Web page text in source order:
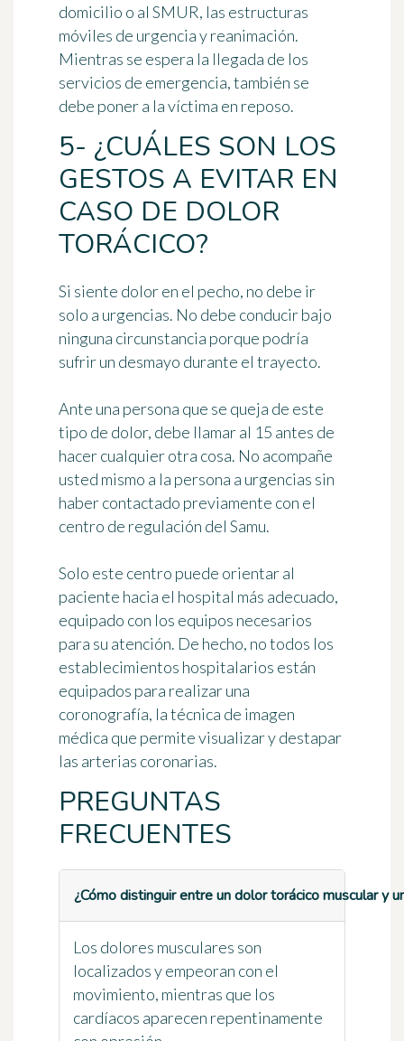
domicilio o al SMUR, las estructuras
móviles de urgencia y reanimación.
Mientras se espera la llegada de los
servicios de emergencia, también se
debe poner a la víctima en reposo.
5- ¿CUÁLES SON LOS
GESTOS A EVITAR EN
CASO DE DOLOR
TORÁCICO?
Si siente dolor en el pecho, no debe ir
solo a urgencias. No debe conducir bajo
ninguna circunstancia porque podría
sufrir un desmayo durante el trayecto.
Ante una persona que se queja de este
tipo de dolor, debe llamar al 15 antes de
hacer cualquier otra cosa. No acompañe
usted mismo a la persona a urgencias sin
haber contactado previamente con el
centro de regulación del Samu.
Solo este centro puede orientar al
paciente hacia el hospital más adecuado,
equipado con los equipos necesarios
para su atención. De hecho, no todos los
establecimientos hospitalarios están
equipados para realizar una
coronografía, la técnica de imagen
médica que permite visualizar y destapar
las arterias coronarias.
PREGUNTAS
FRECUENTES
¿Cómo distinguir entre un dolor torácico muscular y
Los dolores musculares son
localizados y empeoran con el
movimiento, mientras que los
cardíacos aparecen repentinamente